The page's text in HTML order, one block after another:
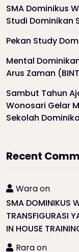
SMA Dominikus
Studi Dominikan
Pekan Study
Mental
Arus Zaman
Sambut Tahun
Wonosari Gelar
Sekolah
Recent
Waraon
SMA DOMINIKUS
TRANSFIGURASI
IN HOUSE
Raraon